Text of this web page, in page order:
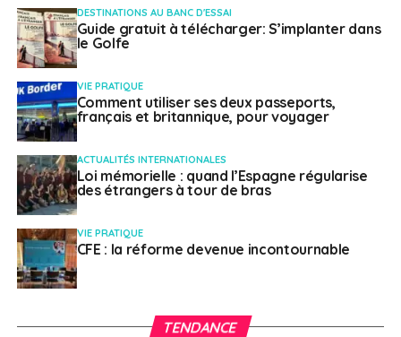
L’idée évoquée en avril par les premiers ministres des
deux pays de créer une bulle de voyage “trans-
tasmanienne“ entre la Nouvelle Zélande et certains
états australiens, avait été freinée par l’aggravation de
la situation sanitaire. Aujourd’hui, le projet refait
surface, l’Australie et la Nouvelle-Zélande ayant réussi
à ralentir la propagation de la COVID-19 et, cet
aménagement pourrait intéresser certains pvtistes
déjà présents dans ces pays.
Aller plus loin
Le sitepvtistes.net
informations concernant les mesures de
DESTINATIONS AU BANC D'ESSAI
Guide gratuit à télécharger: S’implanter dans
le Golfe
VIE PRATIQUE
Comment utiliser ses deux passeports,
français et britannique, pour voyager
ACTUALITÉS INTERNATIONALES
Loi mémorielle : quand l’Espagne régularise
des étrangers à tour de bras
VIE PRATIQUE
CFE : la réforme devenue incontournable
TENDANCE